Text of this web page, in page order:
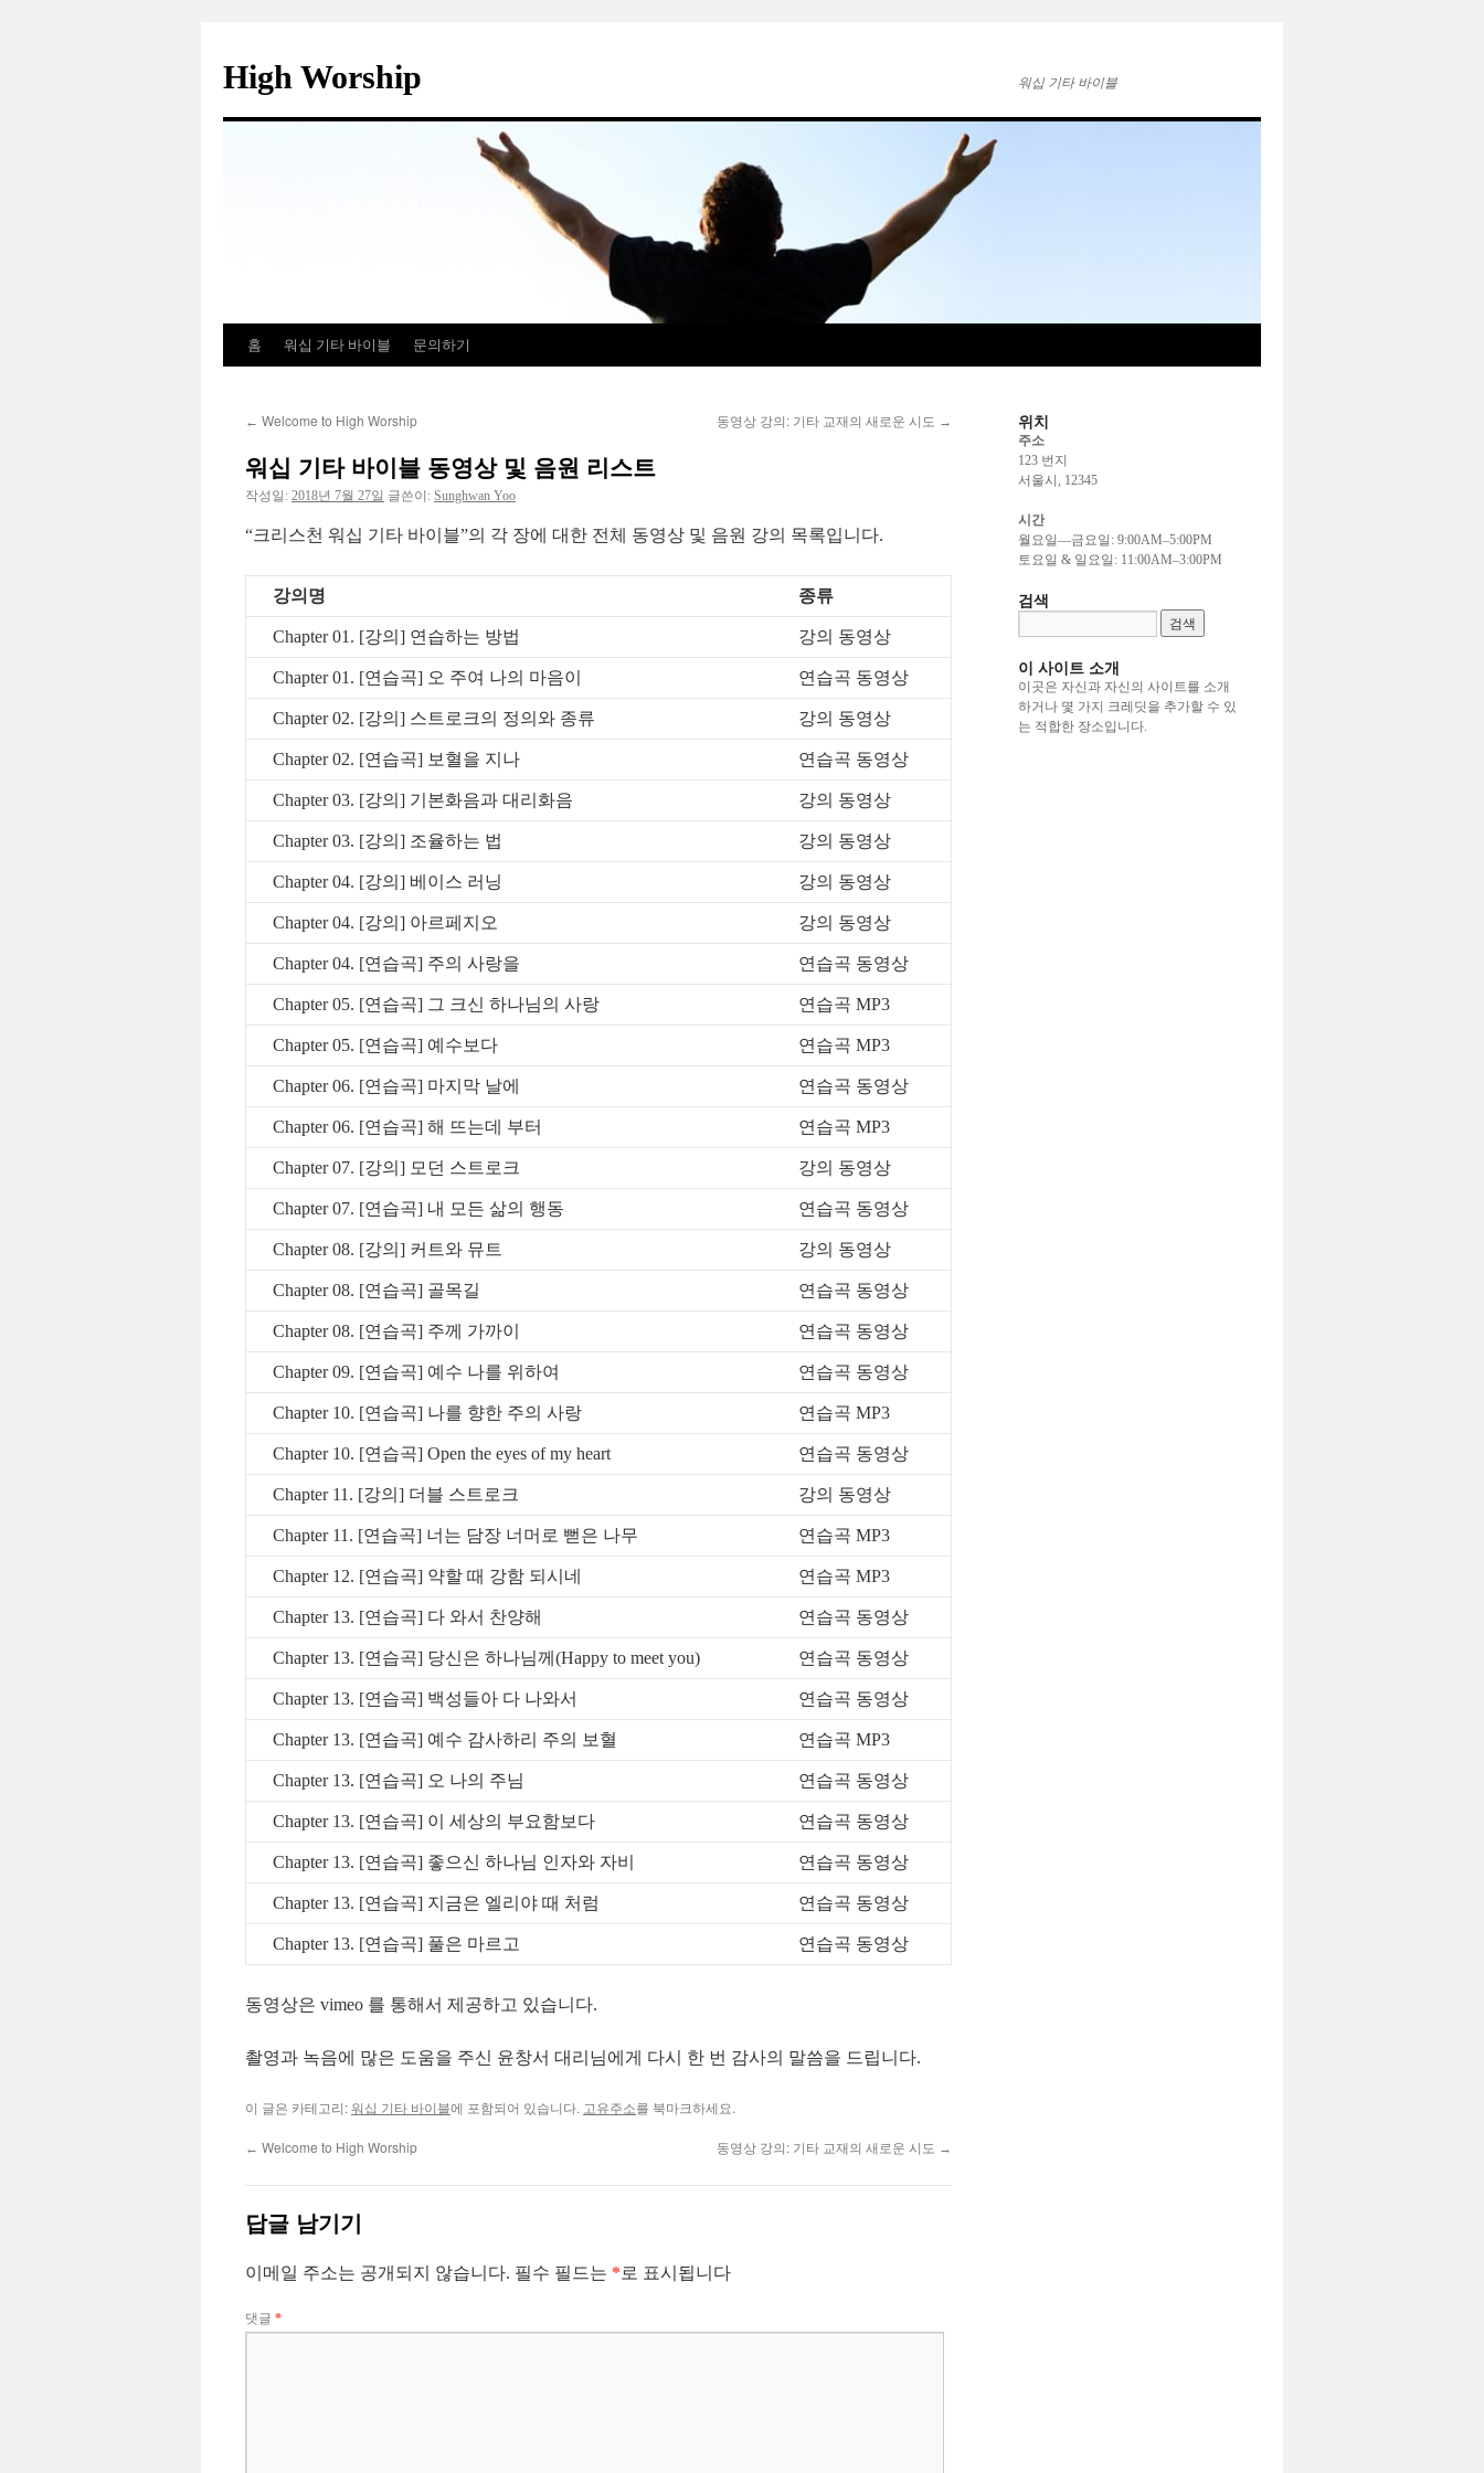
츠
로
High Worship 워십 기타 바이블
홈 워십 기타 바이블 문의하기
← Welcome to High Worship 동영상 강의: 기타 교재의 새로운 시도 →
워십 기타 바이블 동영상 및 음원 리스트
작성일: 2018년 7월 27일 글쓴이: Sunghwan Yoo
“크리스천 워십 기타 바이블”의 각 장에 대한 전체 동영상 및 음원 강의 목록입니다.
강의명 종류
Chapter 01. [강의] 연습하는 방법 강의 동영상
Chapter 01. [연습곡] 오 주여 나의 마음이 연습곡 동영상
Chapter 02. [강의] 스트로크의 정의와 종류 강의 동영상
Chapter 02. [연습곡] 보혈을 지나 연습곡 동영상
Chapter 03. [강의] 기본화음과 대리화음 강의 동영상
Chapter 03. [강의] 조율하는 법 강의 동영상
Chapter 04. [강의] 베이스 러닝 강의 동영상
Chapter 04. [강의] 아르페지오 강의 동영상
Chapter 04. [연습곡] 주의 사랑을 연습곡 동영상
Chapter 05. [연습곡] 그 크신 하나님의 사랑 연습곡 MP3
Chapter 05. [연습곡] 예수보다 연습곡 MP3
Chapter 06. [연습곡] 마지막 날에 연습곡 동영상
Chapter 06. [연습곡] 해 뜨는데 부터 연습곡 MP3
Chapter 07. [강의] 모던 스트로크 강의 동영상
Chapter 07. [연습곡] 내 모든 삶의 행동 연습곡 동영상
Chapter 08. [강의] 커트와 뮤트 강의 동영상
Chapter 08. [연습곡] 골목길 연습곡 동영상
Chapter 08. [연습곡] 주께 가까이 연습곡 동영상
Chapter 09. [연습곡] 예수 나를 위하여 연습곡 동영상
Chapter 10. [연습곡] 나를 향한 주의 사랑 연습곡 MP3
Chapter 10. [연습곡] Open the eyes of my heart 연습곡 동영상
Chapter 11. [강의] 더블 스트로크 강의 동영상
Chapter 11. [연습곡] 너는 담장 너머로 뻗은 나무 연습곡 MP3
Chapter 12. [연습곡] 약할 때 강함 되시네 연습곡 MP3
Chapter 13. [연습곡] 다 와서 찬양해 연습곡 동영상
Chapter 13. [연습곡] 당신은 하나님께(Happy to meet you) 연습곡 동영상
Chapter 13. [연습곡] 백성들아 다 나와서 연습곡 동영상
Chapter 13. [연습곡] 예수 감사하리 주의 보혈 연습곡 MP3
Chapter 13. [연습곡] 오 나의 주님 연습곡 동영상
Chapter 13. [연습곡] 이 세상의 부요함보다 연습곡 동영상
Chapter 13. [연습곡] 좋으신 하나님 인자와 자비 연습곡 동영상
Chapter 13. [연습곡] 지금은 엘리야 때 처럼 연습곡 동영상
Chapter 13. [연습곡] 풀은 마르고 연습곡 동영상
동영상은 vimeo 를 통해서 제공하고 있습니다.
촬영과 녹음에 많은 도움을 주신 윤창서 대리님에게 다시 한 번 감사의 말씀을 드립니다.
이 글은 카테고리:워십 기타 바이블에 포함되어 있습니다. 고유주소를 북마크하세요.
← Welcome to High Worship 동영상 강의: 기타 교재의 새로운 시도 →
답글 남기기
이메일 주소는 공개되지 않습니다. 필수 필드는 * 로 표시됩니다
댓글 *
위치
주소
123 번지
서울시, 12345
시간
월요일—금요일: 9:00AM–5:00PM
토요일 & 일요일: 11:00AM–3:00PM
검색
이 사이트 소개
이곳은 자신과 자신의 사이트를 소개
하거나 몇 가지 크레딧을 추가할 수 있
는 적합한 장소입니다.